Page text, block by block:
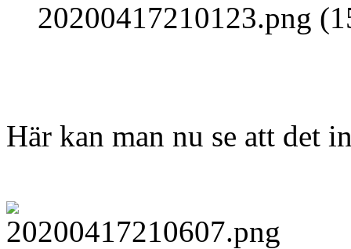
20200417210123.png
Här kan man nu se att det